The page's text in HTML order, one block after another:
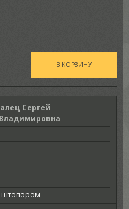
Сергей
штопором